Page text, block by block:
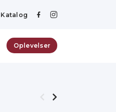
Katalog
Oplevelser